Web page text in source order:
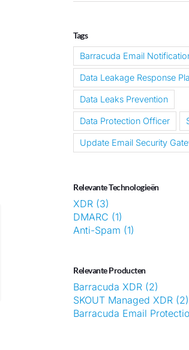
Tags
Barracuda Email
Data Leakage Response
Data Leaks Prevention
Data Protection Officer
Update Email Security
Relevante Technologieën
XDR (3)
DMARC (1)
Anti-Spam (1)
Relevante Producten
Barracuda XDR (2)
SKOUT Managed XDR (2)
Barracuda Email